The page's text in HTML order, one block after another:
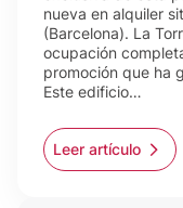
nueva en alquiler
(Barcelona). La
ocupación
promoción que ha
Este edificio…
Leer artículo